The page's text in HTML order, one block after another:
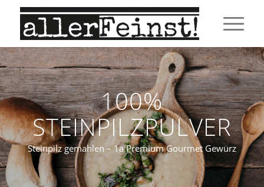
100%
STEINPILZPULVER
Steinpilz gemahlen – 1a Premium Gourmet Gewürz